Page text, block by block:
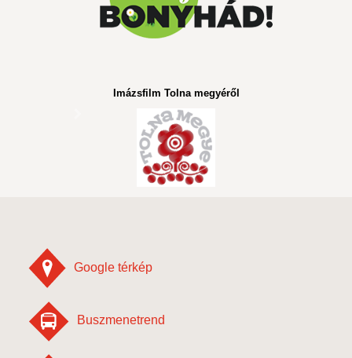
Imázsfilm Tolna megyéről
Google térkép
Buszmenetrend